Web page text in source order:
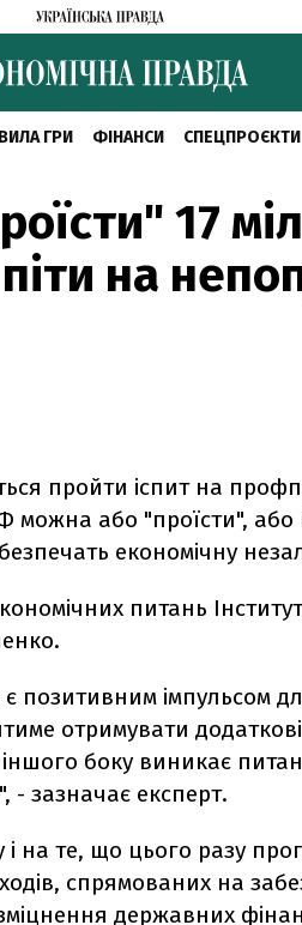
ГРИ ФІНАНСИ СПЕЦПРОЄКТИ
17
на
пройти іспит на
можна або "проїсти",
економічну
питань
позитивним імпульсом
отримувати
боку виникає
- зазначає експерт.
на те, що цього разу
спрямованих на
державних